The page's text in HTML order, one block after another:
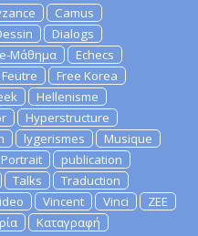
Camus
Dialogs
e-Μάθημα
Echecs
Feutre
Free Korea
Hellenisme
Hyperstructure
lygerismes
Musique
Portrait
publication
Talks
Traduction
Vincent Vinci
ZEE
Καταγραφή